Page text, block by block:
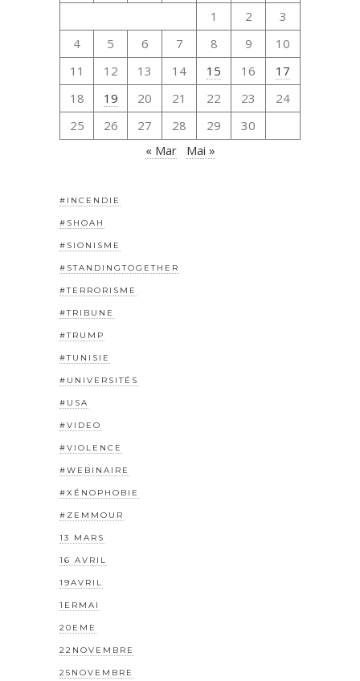
1
2
3
4
5 6 7 8 9
10
11
12 13 14 15 16
17
18
19 20 21 22 23
24
25
26 27 28 29
30
« Mar
Mai »
#INCENDIE
#SHOAH
#SIONISME
#STANDINGTOGETHER
#TERRORISME
#TRIBUNE
#TRUMP
#TUNISIE
#UNIVERSITÉS
#USA
#VIDEO
#VIOLENCE
#WEBINAIRE
#XÉNOPHOBIE
#ZEMMOUR
13 MARS
16 AVRIL
19AVRIL
1ERMAI
20EME
22NOVEMBRE
25NOVEMBRE